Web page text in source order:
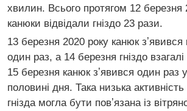
хвилин. Всього протягом 12 березня
канюки відвідали гніздо 23 рази.
13 березня 2020 року канюк зʼявився
один раз, а 14 березня гніздо взагалі
15 березня канюк зʼявився один раз
половині дня. Така низька активність
гнізда могла бути повʼязана із